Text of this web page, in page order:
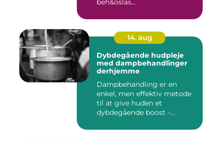
beh&oslas...
14. aug
Dybdegående hudpleje
med dampbehandlinger
derhjemme
Dampbehandling er en
enkel, men effektiv metode
til at give huden et
dybdegående boost –...